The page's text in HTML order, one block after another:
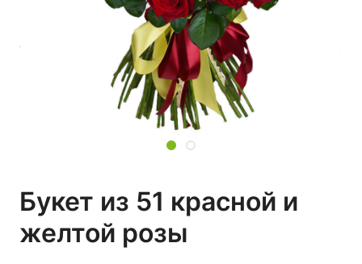
Букет из 51 красной и
желтой розы